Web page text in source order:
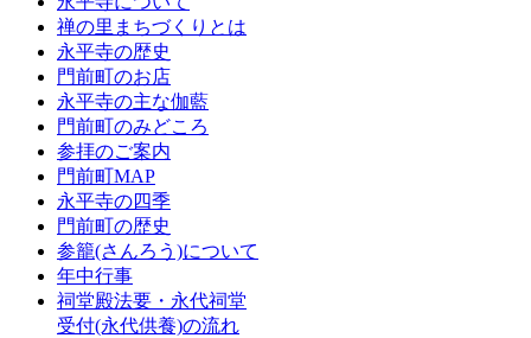
禅の里まちづくりとは
永平寺の歴史
門前町のお店
永平寺の主な伽藍
門前町のみどころ
参拝のご案内
門前町MAP
永平寺の四季
門前町の歴史
参籠(さんろう)について
年中行事
祠堂殿法要・永代祠堂
受付(永代供養)の流れ